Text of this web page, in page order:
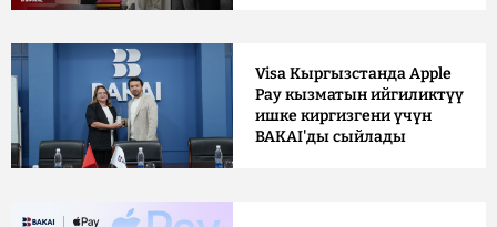
Visa Кыргызстанда Apple
Pay кызматын ийгиликтүү
ишке киргизгени үчүн
BAKAI'ды сыйлады